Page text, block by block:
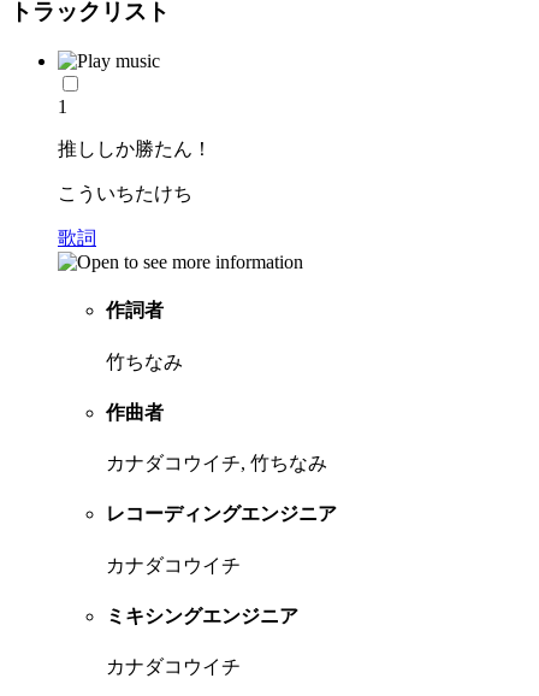
トラックリスト
1
推ししか勝たん！
こういちたけち
歌詞
作詞者
竹ちなみ
作曲者
カナダコウイチ, 竹ちなみ
レコーディングエンジニア
カナダコウイチ
ミキシングエンジニア
カナダコウイチ